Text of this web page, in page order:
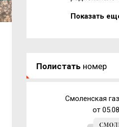
Показать
Полистать номер
Смоленская
от